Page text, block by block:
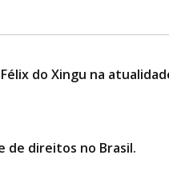
do Xingu na
de direitos no Brasil.